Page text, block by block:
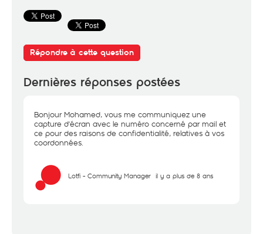
Répondre à cette question
Dernières réponses postées
Bonjour Mohamed, vous me communiquez une
capture d'écran avec le numéro concerné par mail et
ce pour des raisons de confidentialité, relatives à vos
coordonnées.
Lotfi - Community Manager il y a plus de 8 ans